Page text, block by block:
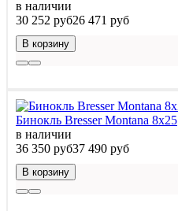
в наличии
30 252 руб26 471 руб
В корзину
Бинокль Bresser Montana 8x25
в наличии
36 350 руб37 490 руб
В корзину